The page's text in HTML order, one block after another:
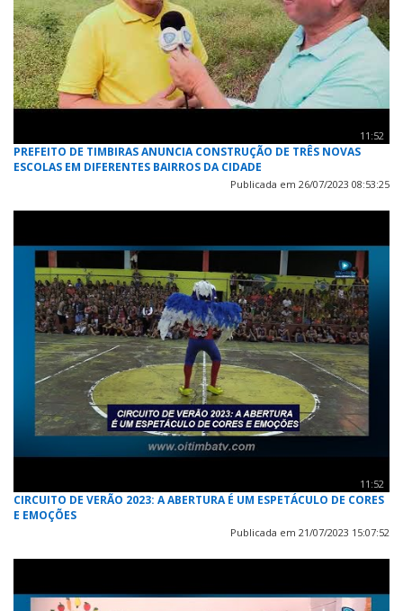
11:52
PREFEITO DE TIMBIRAS ANUNCIA CONSTRUÇÃO DE TRÊS NOVAS
ESCOLAS EM DIFERENTES BAIRROS DA CIDADE
Publicada em 26/07/2023 08:53:25
11:52
CIRCUITO DE VERÃO 2023: A ABERTURA É UM ESPETÁCULO DE CORES
E EMOÇÕES
Publicada em 21/07/2023 15:07:52